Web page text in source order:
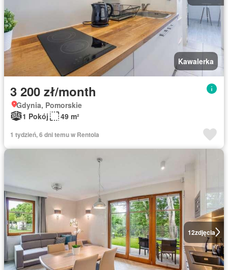
Kawalerka
3 200 zł/month
Gdynia, Pomorskie
1 Pokój
49 m²
1 tydzień, 6 dni temu w Rentola
12zdjęcia